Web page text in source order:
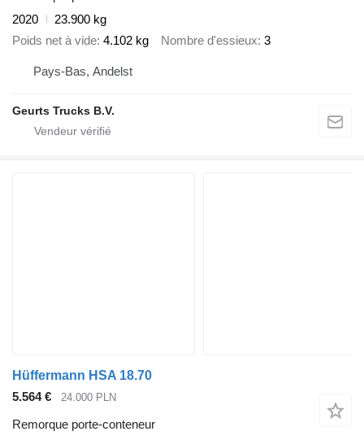
2020
23.900 kg
Poids net à vide 4.102 kg Nombre d'essieux 3
Pays-Bas, Andelst
Geurts Trucks B.V.
Hüffermann HSA 18.70
5.564 €
24.000 PLN
Remorque porte-conteneur